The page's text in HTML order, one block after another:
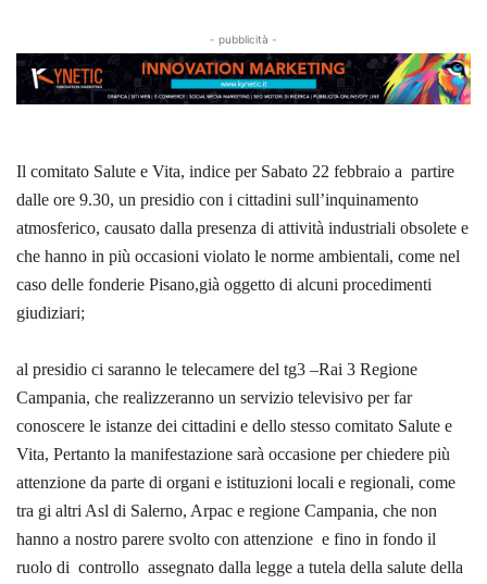
- pubblicità -
Il comitato Salute e Vita, indice per Sabato 22 febbraio a partire
dalle ore 9.30, un presidio con i cittadini sull’inquinamento
atmosferico, causato dalla presenza di attività industriali obsolete e
che hanno in più occasioni violato le norme ambientali, come nel
caso delle fonderie Pisano,già oggetto di alcuni procedimenti
giudiziari;
al presidio ci saranno le telecamere del tg3 –Rai 3 Regione
Campania, che realizzeranno un servizio televisivo per far
conoscere le istanze dei cittadini e dello stesso comitato Salute e
Vita, Pertanto la manifestazione sarà occasione per chiedere più
attenzione da parte di organi e istituzioni locali e regionali, come
tra gi altri Asl di Salerno, Arpac e regione Campania, che non
hanno a nostro parere svolto con attenzione e fino in fondo il
ruolo di controllo assegnato dalla legge a tutela della salute della